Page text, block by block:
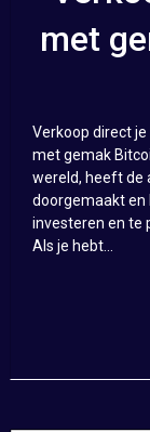
met
Verkoop direct
met gemak
wereld, heeft de
doorgemaakt en
investeren en te
Als je hebt...